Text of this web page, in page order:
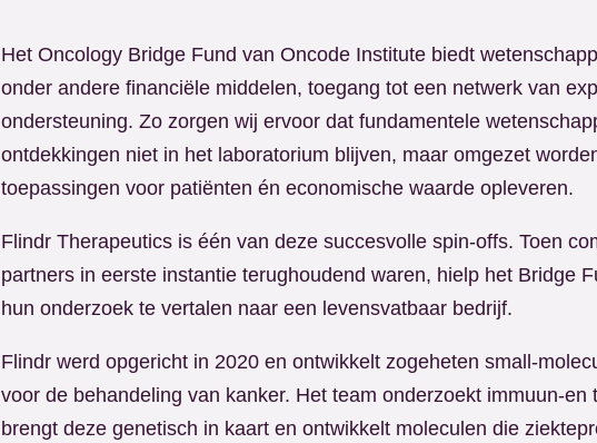
Het Oncology Bridge Fund van Oncode Institute biedt
onder andere financiële middelen, toegang tot een netwerk van
ondersteuning. Zo zorgen wij ervoor dat fundamentele
ontdekkingen niet in het laboratorium blijven, maar omgezet
toepassingen voor patiënten én economische waarde opleveren.
Flindr Therapeutics is één van deze succesvolle spin-offs. Toen
partners in eerste instantie terughoudend waren, hielp het Bridge
hun onderzoek te vertalen naar een levensvatbaar bedrijf.
Flindr werd opgericht in 2020 en ontwikkelt zogeheten small-
voor de behandeling van kanker. Het team onderzoekt immuun-en
brengt deze genetisch in kaart en ontwikkelt moleculen die